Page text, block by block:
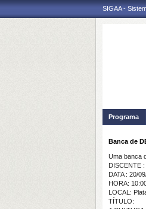
SIGAA -
Programa
Banca de
Uma banca
DISCENTE
DATA : 20/
HORA:
LOCAL:
TÍTULO: